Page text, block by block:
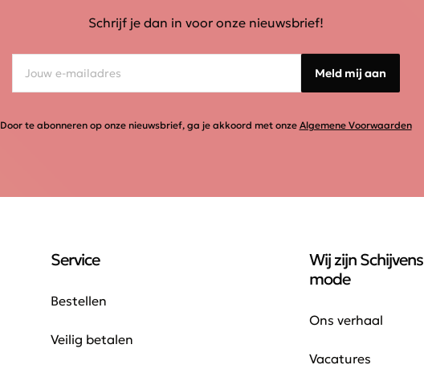
Schrijf je dan in voor onze nieuwsbrief!
Meld mij aan
Door te abonneren op onze nieuwsbrief, ga je akkoord met onze Algemene Voorwaarden
Service
Bestellen
Veilig betalen
Wij zijn Schijvens
mode
Ons verhaal
Vacatures